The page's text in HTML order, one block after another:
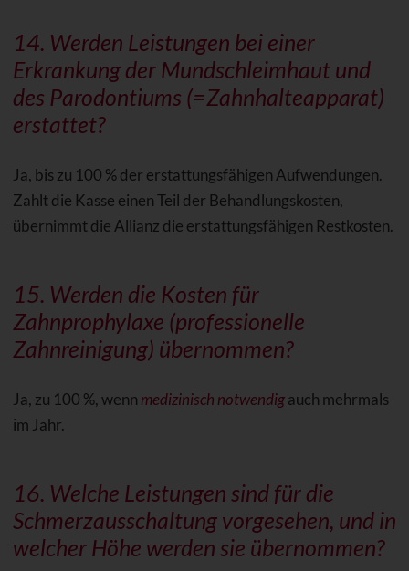
14. Werden Leistungen bei einer
Erkrankung der Mundschleimhaut und
des Parodontiums (=Zahnhalteapparat)
erstattet?
Ja, bis zu 100 % der erstattungsfähigen Aufwendungen.
Zahlt die Kasse einen Teil der Behandlungskosten,
übernimmt die Allianz die erstattungsfähigen Restkosten.
15. Werden die Kosten für
Zahnprophylaxe (professionelle
Zahnreinigung) übernommen?
Ja, zu 100 %, wenn medizinisch notwendigauch mehrmals
im Jahr.
16. Welche Leistungen sind für die
Schmerzausschaltung vorgesehen, und in
welcher Höhe werden sie übernommen?